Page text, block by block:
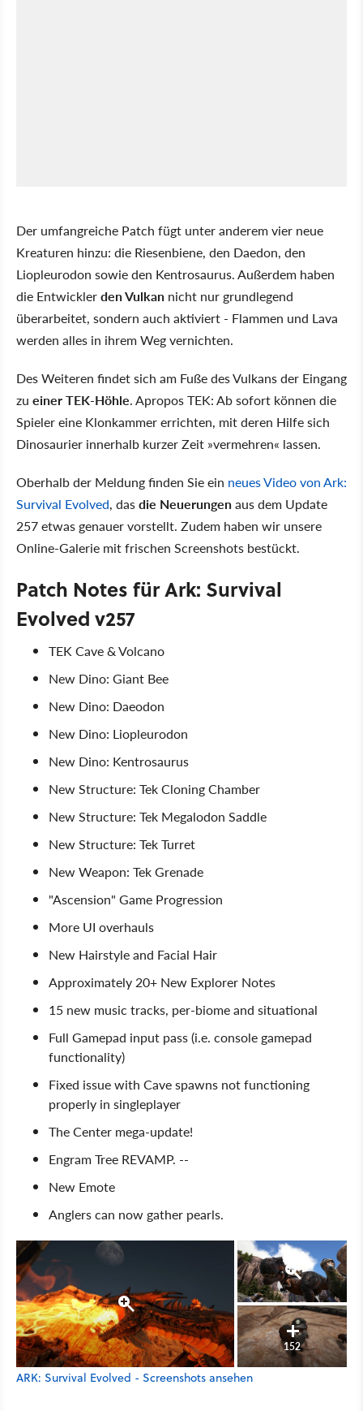
Der umfangreiche Patch fügt unter anderem vier neue
Kreaturen hinzu: die Riesenbiene, den Daedon, den
Liopleurodon sowie den Kentrosaurus. Außerdem haben
die Entwicklerden Vulkan nicht nur grundlegend
überarbeitet, sondern auch aktiviert - Flammen und Lava
werden alles in ihrem Weg vernichten.
Des Weiteren findet sich am Fuße des Vulkans der Eingang
zu einer TEK-Höhle. Apropos TEK: Ab sofort können die
Spieler eine Klonkammer errichten, mit deren Hilfe sich
Dinosaurier innerhalb kurzer Zeit »vermehren« lassen.
Oberhalb der Meldung finden Sie ein neues Video von Ark:
Survival Evolved, dasdie Neuerungenaus dem Update
257 etwas genauer vorstellt. Zudem haben wir unsere
Online-Galerie mit frischen Screenshots bestückt.
Patch Notes für Ark: Survival
Evolved v257
TEK Cave & Volcano
New Dino: Giant Bee
New Dino: Daeodon
New Dino: Liopleurodon
New Dino: Kentrosaurus
New Structure: Tek Cloning Chamber
New Structure: Tek Megalodon Saddle
New Structure: Tek Turret
New Weapon: Tek Grenade
"Ascension" Game Progression
More UI overhauls
New Hairstyle and Facial Hair
Approximately 20+ New Explorer Notes
15 new music tracks, per-biome and situational
Full Gamepad input pass (i.e. console gamepad
functionality)
Fixed issue with Cave spawns not functioning
properly in singleplayer
The Center mega-update!
Engram Tree REVAMP. --
New Emote
Anglers can now gather pearls.
152
ARK: Survival Evolved - Screenshots ansehen